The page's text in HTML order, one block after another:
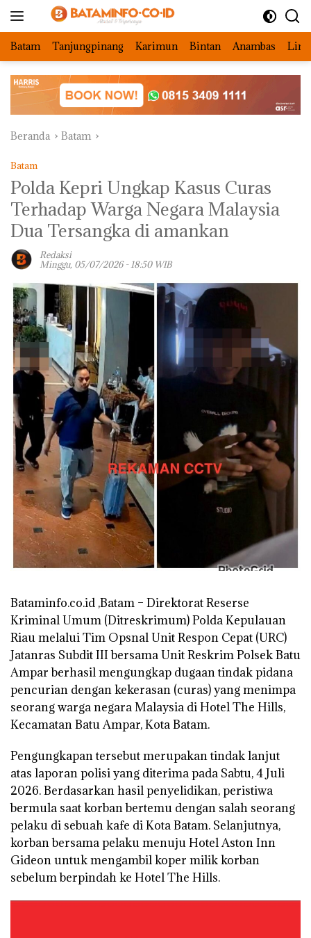
Batam Tanjungpinang Karimun Bintan Anambas
Beranda Batam
Batam
Polda Kepri Ungkap Kasus Curas
Terhadap Warga Negara Malaysia
Dua Tersangka di amankan
Redaksi
Minggu, 05/07/2026 - 18:50 WIB
Bataminfo.co.id ,Batam – Direktorat Reserse
Kriminal Umum (Ditreskrimum) Polda Kepulauan
Riau melalui Tim Opsnal Unit Respon Cepat (URC)
Jatanras Subdit III bersama Unit Reskrim Polsek Batu
Ampar berhasil mengungkap dugaan tindak pidana
pencurian dengan kekerasan (curas) yang menimpa
seorang warga negara Malaysia di Hotel The Hills,
Kecamatan Batu Ampar, Kota Batam.
Pengungkapan tersebut merupakan tindak lanjut
atas laporan polisi yang diterima pada Sabtu, 4 Juli
2026. Berdasarkan hasil penyelidikan, peristiwa
bermula saat korban bertemu dengan salah seorang
pelaku di sebuah kafe di Kota Batam. Selanjutnya,
korban bersama pelaku menuju Hotel Aston Inn
Gideon untuk mengambil koper milik korban
sebelum berpindah ke Hotel The Hills.